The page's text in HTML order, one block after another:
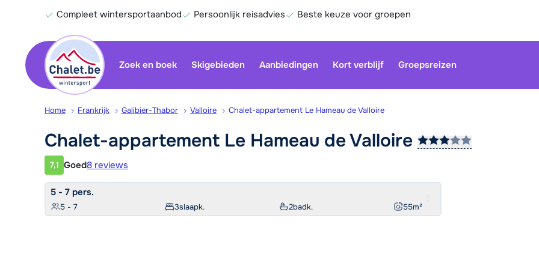
Compleet wintersportaanbod Persoonlijk reisadvies Beste keuze voor groepen
Zoek en boek Skigebieden Aanbiedingen Kort verblijf Groepsreizen
Home Frankrijk Galibier-Thabor Valloire Chalet-appartement Le Hameau de Valloire
Chalet-appartement Le Hameau deValloire
Klantwaardering
7,1 Goed8 reviews
5 - 7 pers.
5 - 7 3slaapk. 2badk. 55m²